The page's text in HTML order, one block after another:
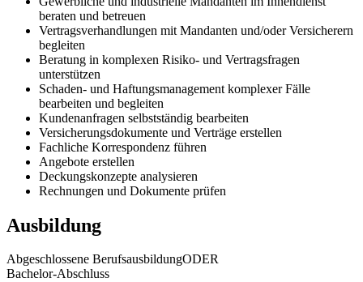
beraten und betreuen
Vertragsverhandlungen mit Mandanten und/oder Versicherern
begleiten
Beratung in komplexen Risiko- und Vertragsfragen
unterstützen
Schaden- und Haftungsmanagement komplexer Fälle
bearbeiten und begleiten
Kundenanfragen selbstständig bearbeiten
Versicherungsdokumente und Verträge erstellen
Fachliche Korrespondenz führen
Angebote erstellen
Deckungskonzepte analysieren
Rechnungen und Dokumente prüfen
Ausbildung
Abgeschlossene BerufsausbildungODER
Bachelor-Abschluss